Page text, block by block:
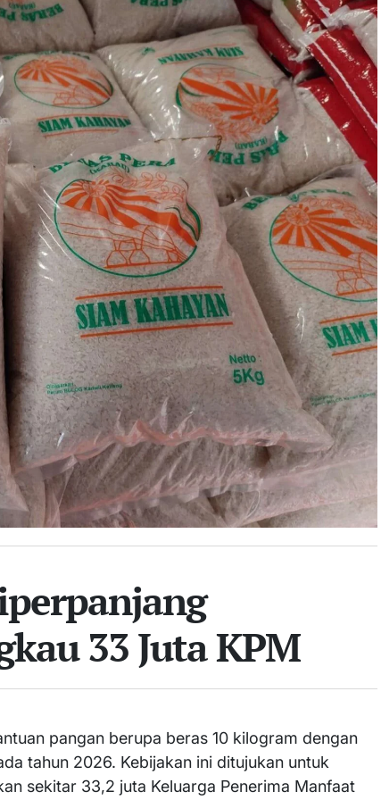
33 Juta KPM
pangan berupa beras 10 kilogram dengan
tahun 2026. Kebijakan ini ditujukan untuk
sekitar 33,2 juta Keluarga Penerima Manfaat